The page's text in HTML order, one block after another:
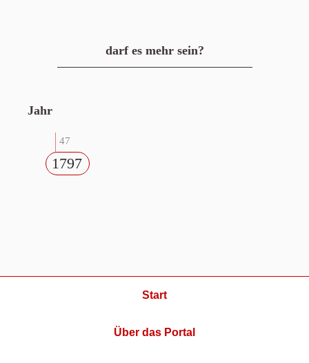
darf es mehr sein?
Jahr
47
1797
Start
Über das Portal